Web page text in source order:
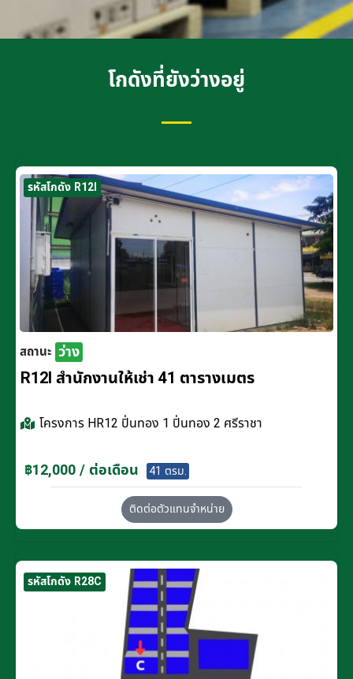
โกดังที่ยังว่างอยู่
รหัสโกดัง R12I
สถานะ ว่าง
R12I สำนักงานให้เช่า 41 ตารางเมตร
โครงการ HR12 ปิ่นทอง 1 ปิ่นทอง 2 ศรีราชา
฿12,000 / ต่อเดือน 41 ตรม.
ติดต่อตัวแทนจำหน่าย
รหัสโกดัง R28C